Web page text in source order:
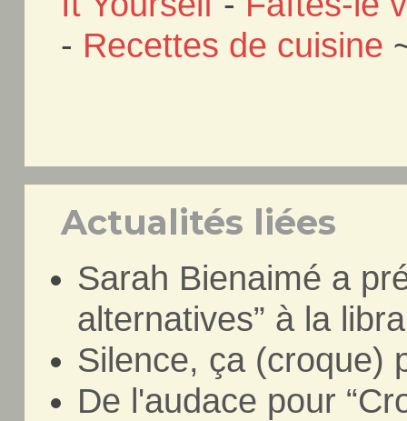
- Recettes de cuisine
Actualités liées
Sarah Bienaimé a
alternatives” à la
Silence, ça (croque)
De l'audace pour